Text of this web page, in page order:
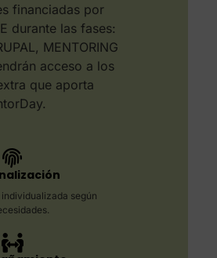
financiadas por
durante las fases:
MENTORING
acceso a los
que aporta
según